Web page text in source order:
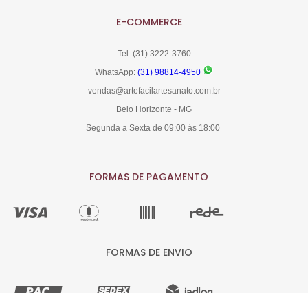
E-COMMERCE
Tel: (31) 3222-3760
WhatsApp: (31) 98814-4950
vendas@artefacilartesanato.com.br
Belo Horizonte - MG
Segunda a Sexta de 09:00 ás 18:00
FORMAS DE PAGAMENTO
FORMAS DE ENVIO